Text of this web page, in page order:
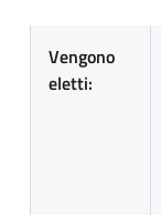
Vengono
eletti: